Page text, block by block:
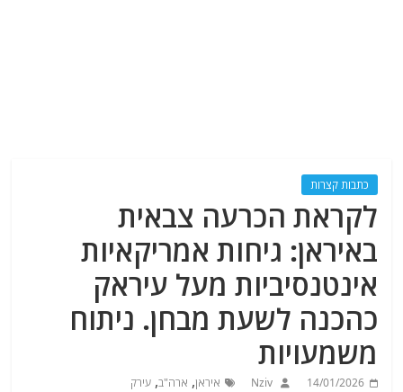
כתבות קצרות
לקראת הכרעה צבאית
באיראן: גיחות אמריקאיות
אינטנסיביות מעל עיראק
כהכנה לשעת מבחן. ניתוח
משמעויות
14/01/2026
Nziv איראן, ארה"ב,עירק